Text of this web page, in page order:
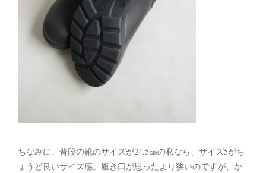
ちなみに、普段の靴のサイズが24.5㎝の私なら、サイズ5がち
ょうど良いサイズ感。履き口が思ったより狭いのですが、か